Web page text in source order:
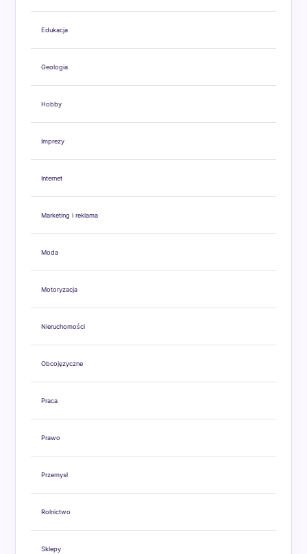
Edukacja
Geologia
Hobby
Imprezy
Internet
Marketing i reklama
Moda
Motoryzacja
Nieruchomości
Obcojęzyczne
Praca
Prawo
Przemysł
Rolnictwo
Sklepy